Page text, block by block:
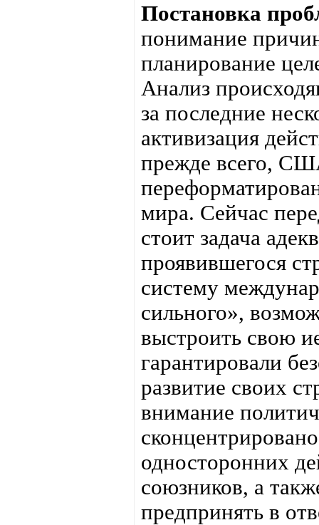
Постановка
понимание
планирование
Анализ
за последние
активизация
прежде всего,
мира. Сейчас
стоит задача
проявившегося
систему
сильного»,
выстроить свою
гарантировали
развитие своих
внимание
односторонних
союзников, а
предпринять в